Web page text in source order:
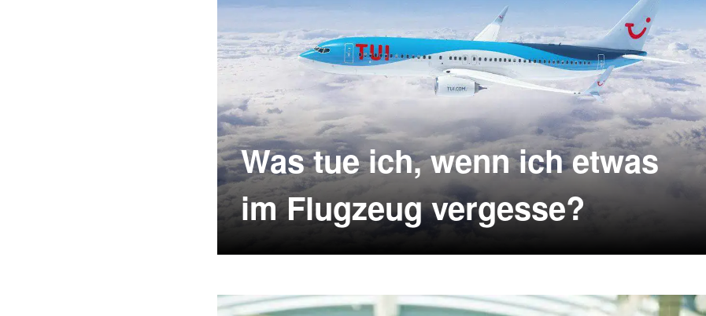
Was tue ich, wenn ich etwas
im Flugzeug vergesse?
jeweiligen Fluggesellschaft, mit der du geflogen bist. Sie werden hier
eingelagert und für ca. 2-3 Monate bzw. bei Wertgegenständen mind. 6
Monate aufbewahrt. Da der Platz begrenzt ist, werden Fundgegenstände, die
niemand beansprucht, am Ende der Wartezeit vernichtet oder
versteigert.rnrnrnrn